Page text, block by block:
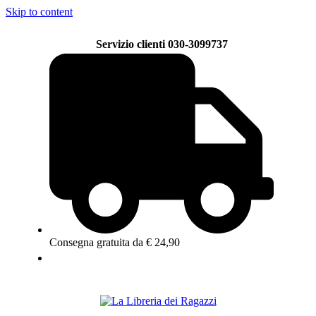
Skip to content
Servizio clienti 030-3099737
Consegna gratuita da € 24,90